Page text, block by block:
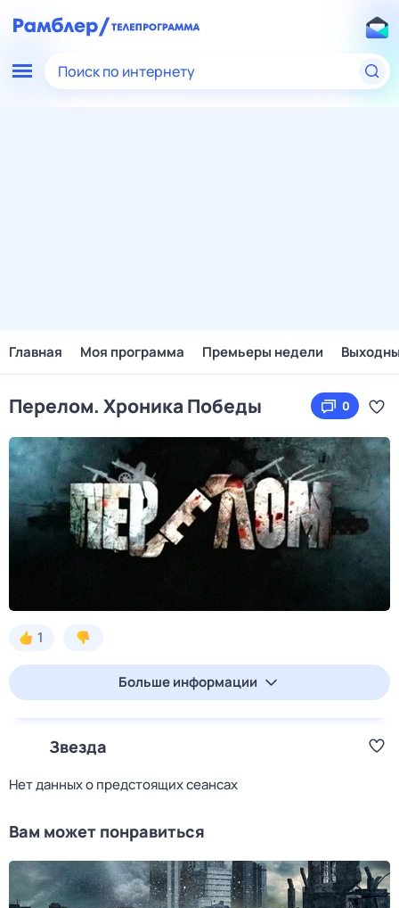
Поиск по интернету
Главная Моя программа Премьеры недели
Пeрелом. Хроника Побeды 0
1
Больше информации
Звезда
Нет данных о предстоящих сеансах
Вам может понравиться